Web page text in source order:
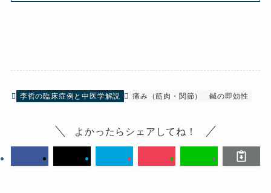
李哲の臨床症例と中医学解説 痛み（筋肉・関節） 鍼の即効性
よかったらシェアしてね！